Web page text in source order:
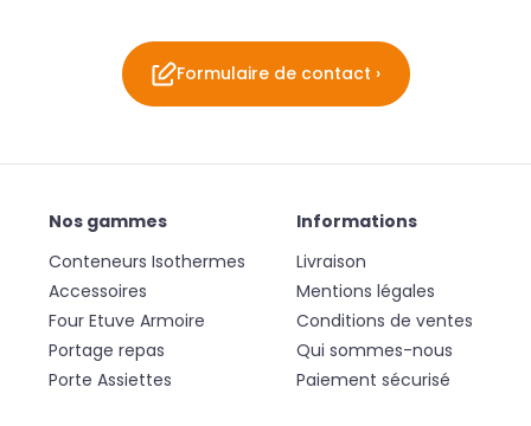
Formulaire de contact ›
Nos gammes
Conteneurs Isothermes
Accessoires
Four Etuve Armoire
Portage repas
Porte Assiettes
Informations
Livraison
Mentions légales
Conditions de ventes
Qui sommes-nous
Paiement sécurisé